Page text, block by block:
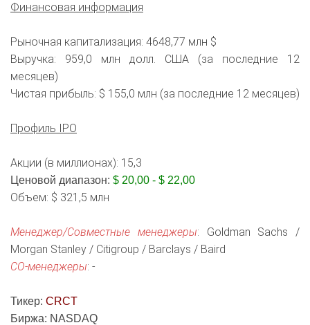
Финансовая информация
Рыночная капитализация: 4648,77 млн $
Выручка: 959,0 млн долл. США (за последние 12
месяцев)
Чистая прибыль: $ 155,0 млн (за последние 12 месяцев)
Профиль IPO
Акции (в миллионах): 15,3
Ценовой диапазон: $ 20,00 - $ 22,00
Объем: $ 321,5 млн
Менеджер/Совместные менеджеры: Goldman Sachs /
Morgan Stanley / Citigroup / Barclays / Baird
СО-менеджеры: -
Тикер: CRCT
Биржа: NASDAQ